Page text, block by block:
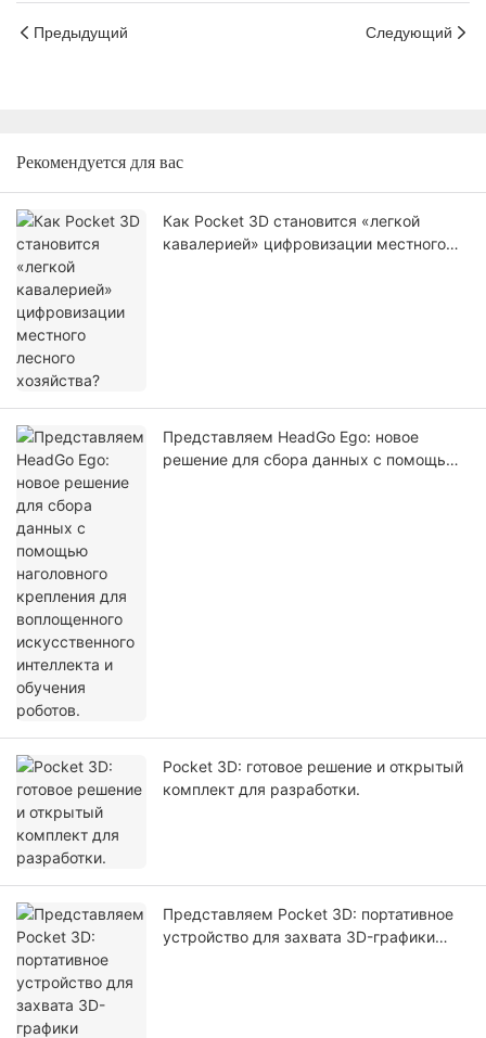
Предыдущий Следующий
Рекомендуется для вас
Как Pocket 3D становится «легкой
кавалерией» цифровизации местного
Представляем HeadGo Ego: новое
решение для сбора данных с помощью
Pocket 3D: готовое решение и открытый
комплект для разработки.
Представляем Pocket 3D: портативное
устройство для захвата 3D-графики